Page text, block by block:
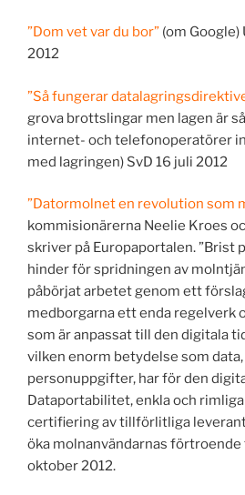
”Dom vet var du bor” (om Google)
2012
”Så fungerar
grova brottslingar men lagen är
internet- och telefonoperatörer
med lagringen) SvD 16 juli 2012
”Datormolnet en revolution som
kommisionärerna Neelie Kroes
skriver på Europaportalen. ”Brist
hinder för spridningen av
påbörjat arbetet genom ett
medborgarna ett enda regelverk
som är anpassat till den digitala
vilken enorm betydelse som
personuppgifter, har för den
Dataportabilitet, enkla och
certifiering av tillförlitliga
öka molnanvändarnas förtroende
oktober 2012.